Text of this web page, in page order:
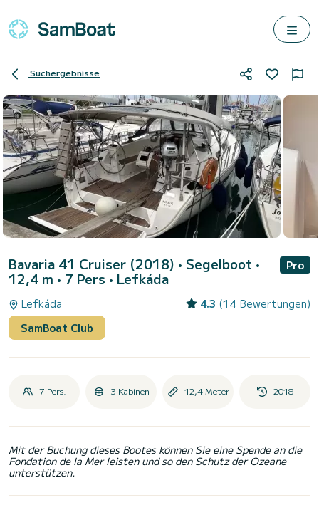
Suchergebnisse
Bavaria 41 Cruiser (2018) • Segelboot •
12,4 m • 7 Pers • Lefkáda
Pro
Lefkáda 4.3 (14 Bewertungen)
SamBoat Club
7 Pers. 3 Kabinen 12,4 Meter 2018
Mit der Buchung dieses Bootes können Sie eine Spende an die
Fondation de la Mer leisten und so den Schutz der Ozeane
unterstützen.